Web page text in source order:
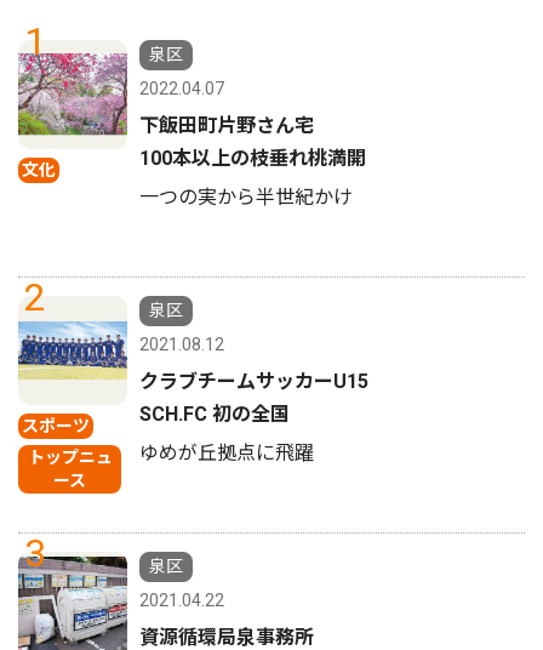
1
文化
泉区
2022.04.07
下飯田町片野さん宅
100本以上の枝垂れ桃満開
一つの実から半世紀かけ
2
スポーツ
トップニュ
ース
泉区
2021.08.12
クラブチームサッカーU15
SCH.FC 初の全国
ゆめが丘拠点に飛躍
3
泉区
2021.04.22
資源循環局泉事務所